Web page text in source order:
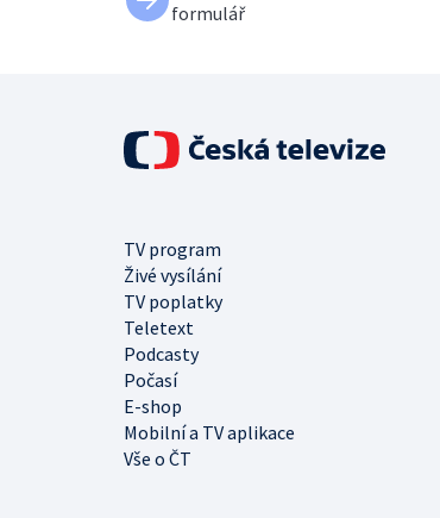
formulář
TV program
Živé vysílání
TV poplatky
Teletext
Podcasty
Počasí
E-shop
Mobilní a TV aplikace
Vše o ČT